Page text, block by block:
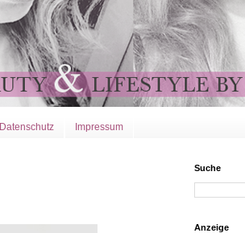
Datenschutz Impressum
Suche
Anzeige